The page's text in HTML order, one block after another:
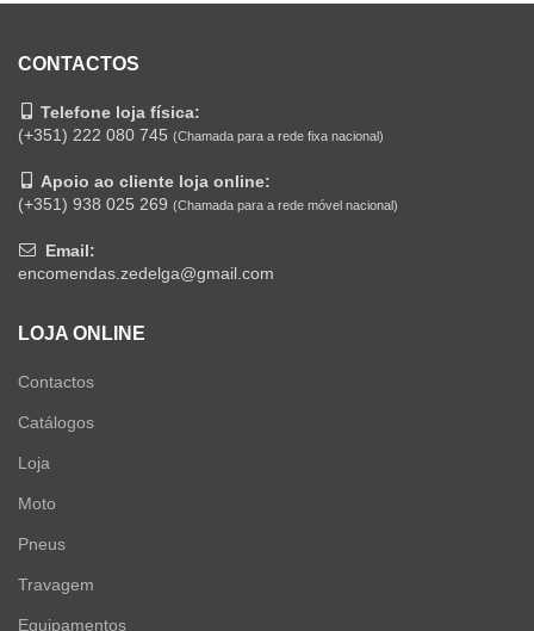
CONTACTOS
Telefone loja física:
(+351) 222 080 745 (Chamada para a rede fixa nacional)
Apoio ao cliente loja online:
(+351) 938 025 269 (Chamada para a rede móvel nacional)
Email:
encomendas.zedelga@gmail.com
LOJA ONLINE
Contactos
Catálogos
Loja
Moto
Pneus
Travagem
Equipamentos